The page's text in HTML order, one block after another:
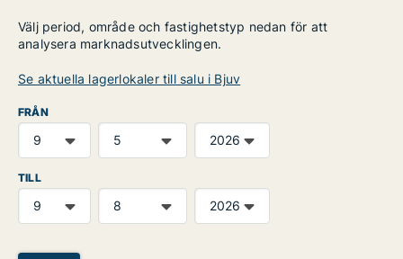
Välj period, område och fastighetstyp nedan för att
analysera marknadsutvecklingen.
Se aktuella lagerlokaler till salu i Bjuv
FRÅN
TILL